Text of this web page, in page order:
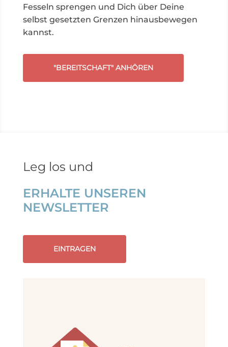
Fesseln sprengen und Dich über Deine
selbst gesetzten Grenzen hinausbewegen
kannst.
"BEREITSCHAFT" ANHÖREN
Leg los und
ERHALTE UNSEREN
NEWSLETTER
EINTRAGEN